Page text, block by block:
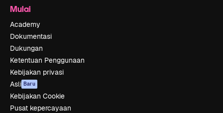
Mulai
Academy
Dokumentasi
Dukungan
Ketentuan Penggunaan
Kebijakan privasi
Asli Baru
Kebijakan Cookie
Pusat kepercayaan